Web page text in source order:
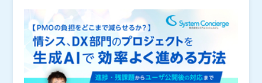
定できるようになります。 定性的な改善から脱却し、A
I導入効果を正しく計測して「次の一手」を明確にする
ための実践ステップをご紹介します。
化」が解消され、社員の離職による業務停止リスクも防
ぐことができます。 本セミナーでは、業務フローを容
易に構築し、AI導入前後の効果を数値で比較・検証でき
る具体的なソリューションを、事例を交えて詳しく解説
します。
れる可能性があります。